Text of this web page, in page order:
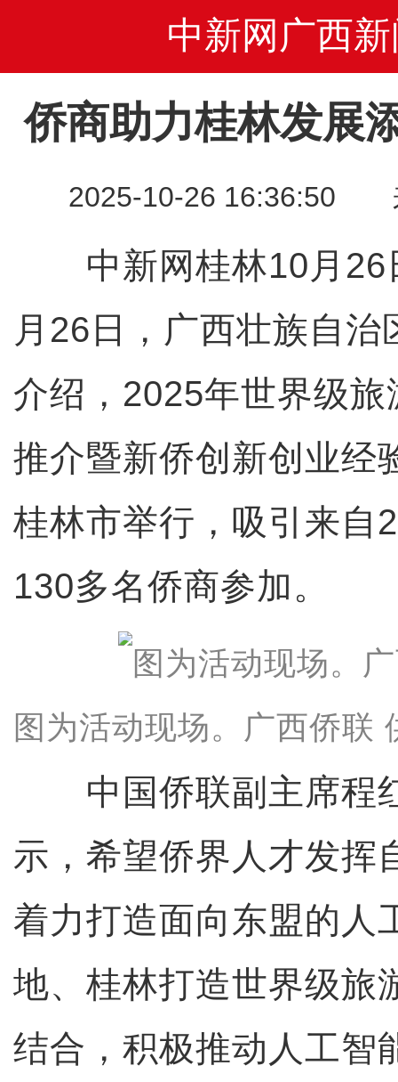
中新网广西新
侨商助力桂林发展
2025-10-26 16:36:50
中新网桂林10月26
月26日，广西壮族自
介绍，2025年世界级
推介暨新侨创新创业经
桂林市举行，吸引来自
130多名侨商参加。
图为活动现场。广西侨联
中国侨联副主席程
示，希望侨界人才发挥
着力打造面向东盟的人
地、桂林打造世界级旅
结合，积极推动人工智